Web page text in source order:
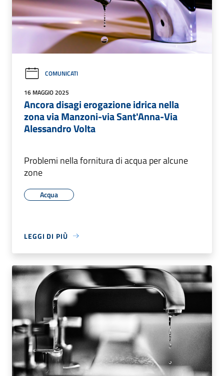
COMUNICATI
16 MAGGIO 2025
Ancora disagi erogazione idrica nella
zona via Manzoni-via Sant'Anna-Via
Alessandro Volta
Problemi nella fornitura di acqua per alcune
zone
Acqua
LEGGI DI PIÙ